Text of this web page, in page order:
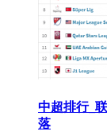
中超排行_
落